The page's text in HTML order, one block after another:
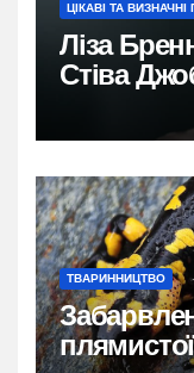
ЦІКАВІ ТА ВИЗНАЧНІ
Ліза
Стіва
власний
ТВАРИННИЦТВО